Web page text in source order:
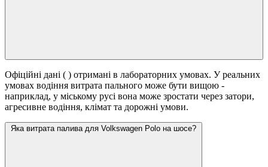
Офіційні дані ( ) отримані в лабораторних умовах. У реальних
умовах водіння витрата пального може бути вищою -
наприклад, у міському русі вона може зростати через затори,
агресивне водіння, клімат та дорожні умови.
Яка витрата палива для Volkswagen Polo на шосе?